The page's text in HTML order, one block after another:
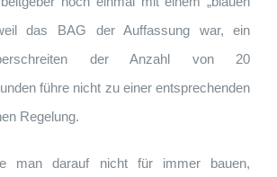
das BAG der Auffassung war, ein
der Anzahl von 20
führe nicht zu einer entsprechenden
Regelung.
man darauf nicht für immer bauen,